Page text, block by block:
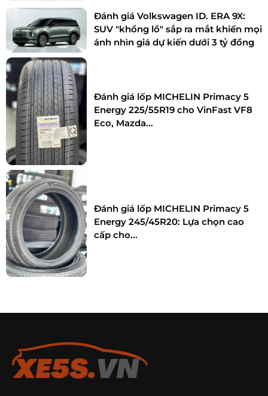
Đánh giá Volkswagen ID. ERA 9X:
SUV "khổng lồ" sắp ra mắt khiến mọi
ánh nhìn giá dự kiến dưới 3 tỷ đồng
Đánh giá lốp MICHELIN Primacy 5
Energy 225/55R19 cho VinFast VF8
Eco, Mazda...
Đánh giá lốp MICHELIN Primacy 5
Energy 245/45R20: Lựa chọn cao
cấp cho...